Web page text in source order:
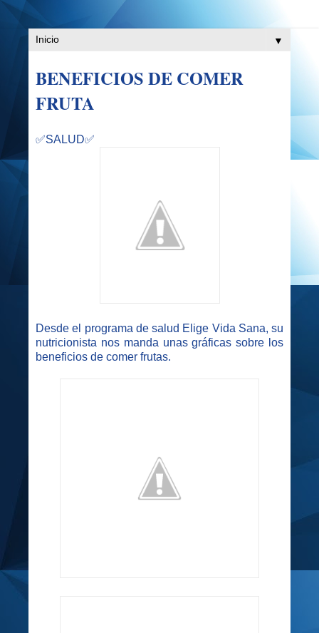
▼
BENEFICIOS DE COMER
FRUTA
✅SALUD✅
Desde el programa de salud Elige Vida Sana, su
nutricionista nos manda unas gráficas sobre los
beneficios de comer frutas.